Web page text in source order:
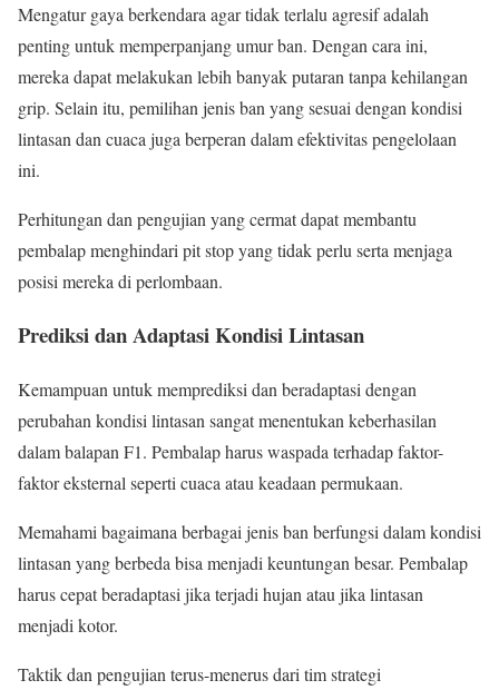
Mengatur gaya berkendara agar tidak terlalu agresif adalah
penting untuk memperpanjang umur ban. Dengan cara ini,
mereka dapat melakukan lebih banyak putaran tanpa kehilangan
grip. Selain itu, pemilihan jenis ban yang sesuai dengan kondisi
lintasan dan cuaca juga berperan dalam efektivitas pengelolaan
ini.
Perhitungan dan pengujian yang cermat dapat membantu
pembalap menghindari pit stop yang tidak perlu serta menjaga
posisi mereka di perlombaan.
Prediksi dan Adaptasi Kondisi Lintasan
Kemampuan untuk memprediksi dan beradaptasi dengan
perubahan kondisi lintasan sangat menentukan keberhasilan
dalam balapan F1. Pembalap harus waspada terhadap faktor-
faktor eksternal seperti cuaca atau keadaan permukaan.
Memahami bagaimana berbagai jenis ban berfungsi dalam kondisi
lintasan yang berbeda bisa menjadi keuntungan besar. Pembalap
harus cepat beradaptasi jika terjadi hujan atau jika lintasan
menjadi kotor.
Taktik dan pengujian terus-menerus dari tim strategi